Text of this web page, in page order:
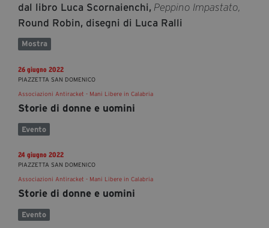
dal libro Luca Scornaienchi, Peppino Impastato,
Round Robin, disegni di Luca Ralli
Mostra
26 giugno 2022
PIAZZETTA SAN DOMENICO
Associazioni Antiracket - Mani Libere in Calabria
Storie di donne e uomini
Evento
24 giugno 2022
PIAZZETTA SAN DOMENICO
Associazioni Antiracket - Mani Libere in Calabria
Storie di donne e uomini
Evento